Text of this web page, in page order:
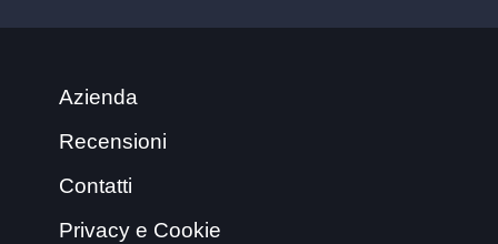
Azienda
Recensioni
Contatti
Privacy e Cookie